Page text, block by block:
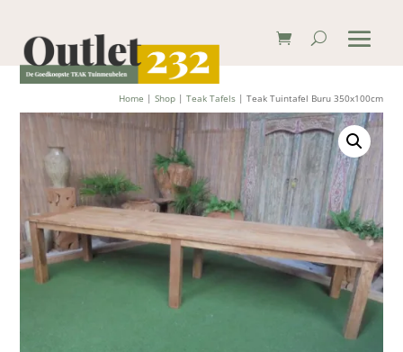
Home | Shop| Teak Tafels| Teak Tuintafel Buru 350x100cm